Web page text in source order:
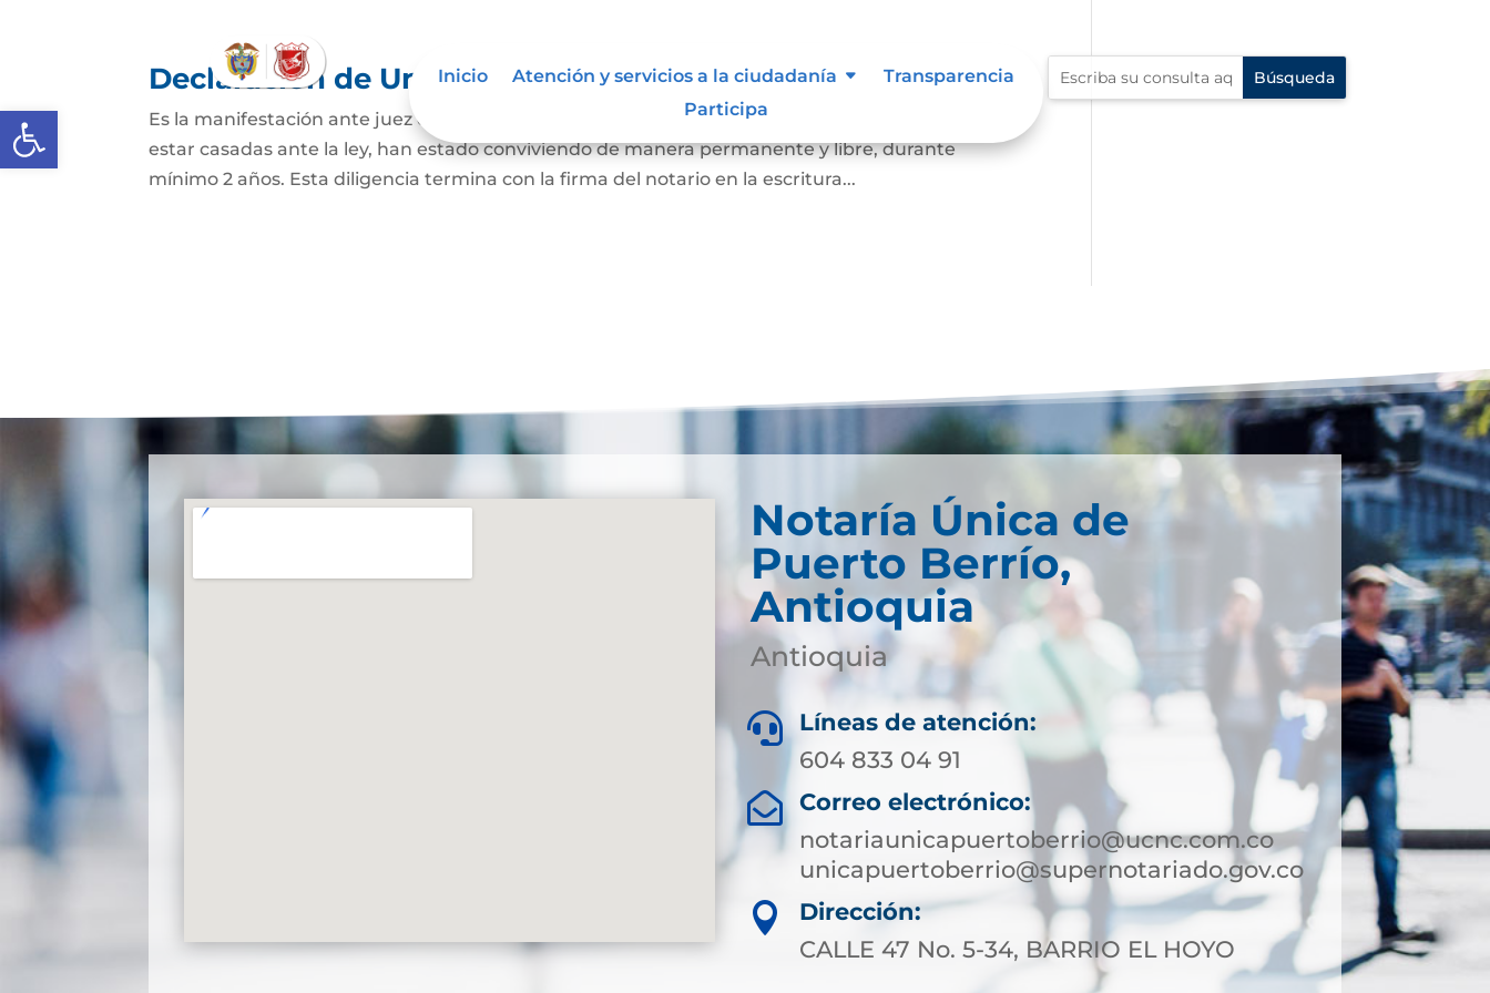
Abrir barra de herramientas
Inicio Atención y servicios a la ciudadanía
Transparencia
Participa
Declaración de Unión Marital de Hecho
Es la manifestación ante juez o notario de la existencia de la unión entre dos personas que, sin
estar casadas ante la ley, han estado conviviendo de manera permanente y libre, durante
mínimo 2 años. Esta diligencia termina con la firma del notario en la escritura...
Notaría Única de
Puerto Berrío,
Antioquia
Antioquia

Líneas de atención:
604 833 04 91

Correo electrónico:
notariaunicapuertoberrio@ucnc.com.co
unicapuertoberrio@supernotariado.gov.co

Dirección:
CALLE 47 No. 5-34, BARRIO EL HOYO